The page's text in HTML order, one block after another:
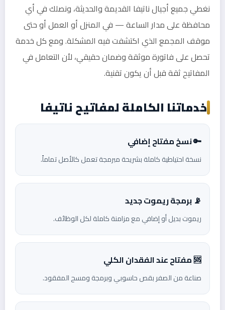
نغطي جميع أجيال ناتيفا القديمة والحديثة، ونصلك في أي
محافظة على مدار الساعة — في المنزل أو العمل أو حتى
موقف المجمع الذي اكتشفت فيه المشكلة. ومع كل خدمة
تحصل على فاتورة موثقة وضمان حقيقي، لأن التعامل في
المفاتيح ثقة قبل أن يكون تقنية.
خدماتنا الكاملة لمفاتيح ناتيفا
🔑 نسخ مفتاح إضافي
نسخة احتياطية كاملة بشريحة مبرمجة تعمل كالأصل تماماً.
📡 برمجة ريموت جديد
ريموت بديل أو إضافي مع مزامنة كاملة لكل الوظائف.
🆘 مفتاح عند الفقدان الكلي
صناعة من الصفر بقص حاسوبي وبرمجة ومسح المفقود.